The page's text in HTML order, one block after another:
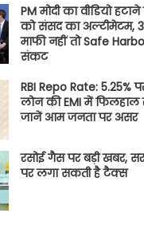
PM मोदी का वीडियो
को संसद का अल्टीमेटम,
माफी नहीं तो Safe
संकट
RBI Repo Rate: 5.25%
लोन की EMI में फिलहाल
जानें आम जनता पर असर
रसोई गैस पर बड़ी खबर,
पर लगा सकती है टैक्स